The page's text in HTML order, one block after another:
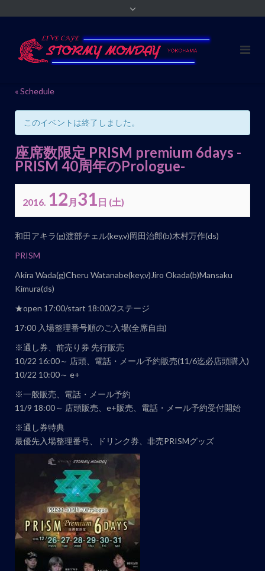
« Schedule
このイベントは終了しました。
座席数限定 PRISM premium 6days -
PRISM 40周年のPrologue-
2016. 12 月 31日 (土)
イ
ト
ナ
ビ
ゲ
ー
シ
ョ
ン
和田アキラ(g)渡部チェル(key,v)岡田治郎(b)木村万作(ds)
PRISM
Akira Wada(g)Cheru Watanabe(key,v)Jiro Okada(b)Mansaku
Kimura(ds)
★open 17:00/start 18:00/2ステージ
17:00 入場整理番号順のご入場(全席自由)
※通し券、前売り券 先行販売
10/22 16:00～ 店頭、電話・メール予約販売(11/6迄必店頭購入)
10/22 10:00～ e+
※一般販売、電話・メール予約
11/9 18:00～ 店頭販売、e+販売、電話・メール予約受付開始
※通し券特典
最優先入場整理番号、ドリンク券、非売PRISMグッズ